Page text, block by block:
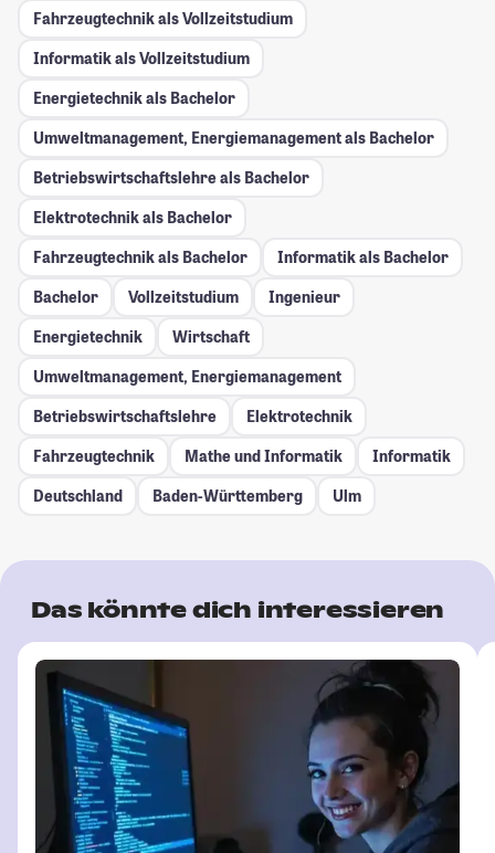
Fahrzeugtechnik als Vollzeitstudium
Informatik als Vollzeitstudium
Energietechnik als Bachelor
Umweltmanagement, Energiemanagement als Bachelor
Betriebswirtschaftslehre als Bachelor
Elektrotechnik als Bachelor
Fahrzeugtechnik als Bachelor
Informatik als Bachelor
Bachelor
Vollzeitstudium
Ingenieur
Energietechnik
Wirtschaft
Umweltmanagement, Energiemanagement
Betriebswirtschaftslehre
Elektrotechnik
Fahrzeugtechnik
Mathe und Informatik
Informatik
Deutschland
Baden-Württemberg Ulm
Das könnte dich interessieren